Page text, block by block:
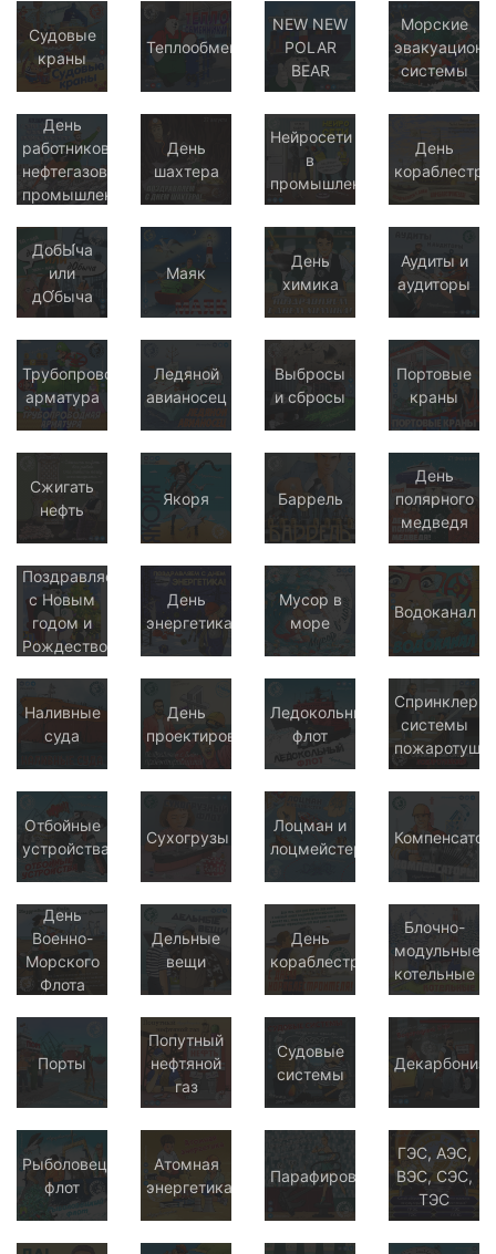
Судовые
краны
Теплообменники
NEW NEW
POLAR
BEAR
Морские
системы
День
работников
нефтегазовой
промышленности
День
шахтера
Нейросети
в
промышленности
День
ДобЫ́ча
или
дО́быча
Маяк
День
химика
Аудиты и
аудиторы
Трубопроводная
арматура
Ледяной
авианосец
Выбросы
и сбросы
Портовые
краны
Сжигать
нефть
Якоря Баррель
День
полярного
медведя
Поздравляем
с Новым
годом и
Рождеством!
День
энергетика
Мусор в
море
Водоканал
Наливные
суда
День
проектировщика
Ледокольный
флот
системы
Отбойные
устройства
Сухогрузы
Лоцман и
лоцмейстер
День
Военно-
Морского
Флота
Дельные
вещи
День
кораблестроителя
Блочно-
модульные
котельные
Порты
Попутный
нефтяной
газ
Судовые
системы
Рыболовецкий
флот
Атомная
энергетика
Парафирование
ГЭС, АЭС,
ВЭС, СЭС,
ТЭС